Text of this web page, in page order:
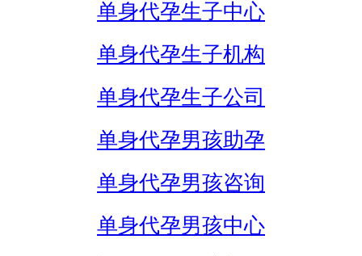
单身代孕生子中心
单身代孕生子机构
单身代孕生子公司
单身代孕男孩助孕
单身代孕男孩咨询
单身代孕男孩中心